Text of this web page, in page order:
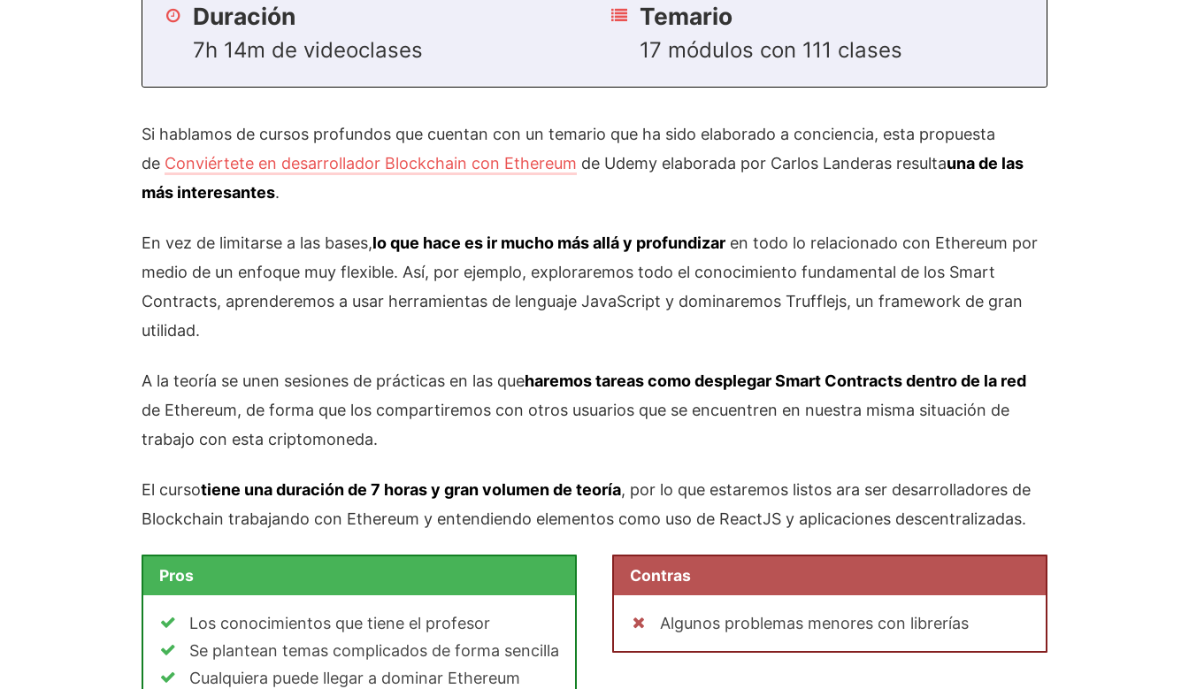
Duración
7h 14m de videoclases
Temario
17 módulos con 111 clases
Si hablamos de cursos profundos que cuentan con un temario que ha sido elaborado a conciencia, esta propuesta
de Conviértete en desarrollador Blockchain con Ethereum de Udemy elaborada por Carlos Landeras resultauna de las
más interesantes.
En vez de limitarse a las bases,lo que hace es ir mucho más allá y profundizar en todo lo relacionado con Ethereum por
medio de un enfoque muy flexible. Así, por ejemplo, exploraremos todo el conocimiento fundamental de los Smart
Contracts, aprenderemos a usar herramientas de lenguaje JavaScript y dominaremos Trufflejs, un framework de gran
utilidad.
A la teoría se unen sesiones de prácticas en las queharemos tareas como desplegar Smart Contracts dentro de la red
de Ethereum, de forma que los compartiremos con otros usuarios que se encuentren en nuestra misma situación de
trabajo con esta criptomoneda.
El cursotiene una duración de 7 horas y gran volumen de teoría, por lo que estaremos listos ara ser desarrolladores de
Blockchain trabajando con Ethereum y entendiendo elementos como uso de ReactJS y aplicaciones descentralizadas.
Pros
Los conocimientos que tiene el profesor
Se plantean temas complicados de forma sencilla
Cualquiera puede llegar a dominar Ethereum
Contras
Algunos problemas menores con librerías